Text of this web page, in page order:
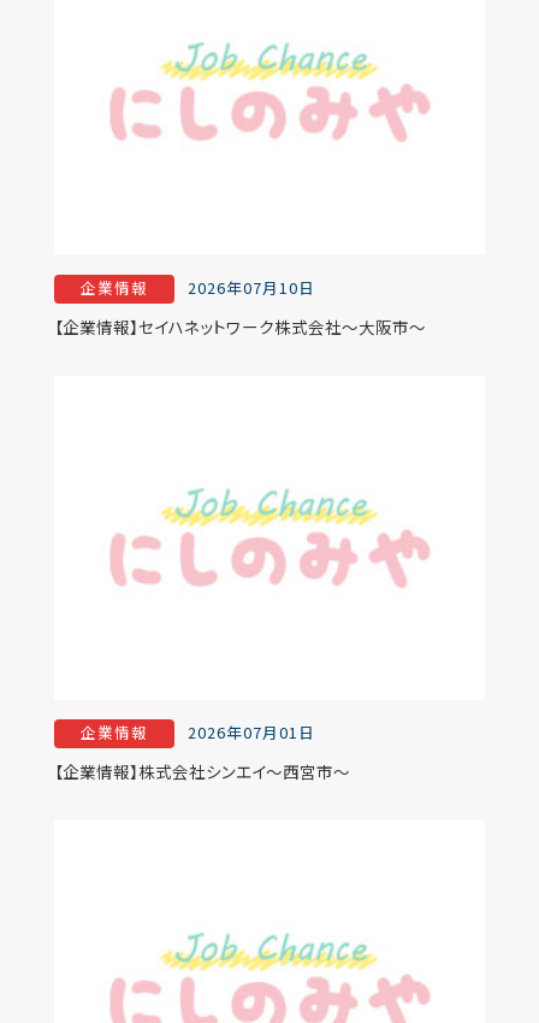
企業情報 2026年07月10日
【企業情報】セイハネットワーク株式会社～大阪市～
企業情報 2026年07月01日
【企業情報】株式会社シンエイ～西宮市～